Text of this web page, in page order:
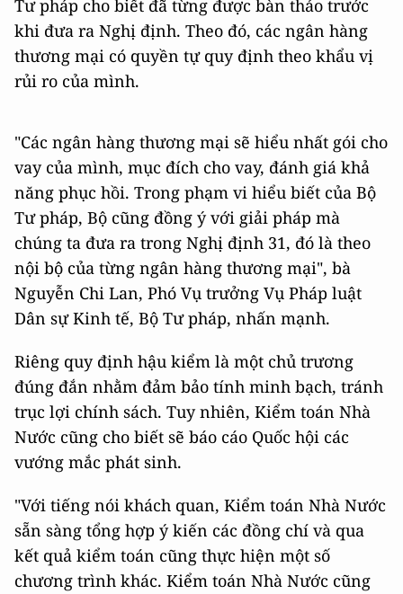
Tư pháp cho biết đã từng được bàn thảo trước
khi đưa ra Nghị định. Theo đó, các ngân hàng
thương mại có quyền tự quy định theo khẩu vị
rủi ro của mình.
"Các ngân hàng thương mại sẽ hiểu nhất gói cho
vay của mình, mục đích cho vay, đánh giá khả
năng phục hồi. Trong phạm vi hiểu biết của Bộ
Tư pháp, Bộ cũng đồng ý với giải pháp mà
chúng ta đưa ra trong Nghị định 31, đó là theo
nội bộ của từng ngân hàng thương mại", bà
Nguyễn Chi Lan, Phó Vụ trưởng Vụ Pháp luật
Dân sự Kinh tế, Bộ Tư pháp, nhấn mạnh.
Riêng quy định hậu kiểm là một chủ trương
đúng đắn nhằm đảm bảo tính minh bạch, tránh
trục lợi chính sách. Tuy nhiên, Kiểm toán Nhà
Nước cũng cho biết sẽ báo cáo Quốc hội các
vướng mắc phát sinh.
"Với tiếng nói khách quan, Kiểm toán Nhà Nước
sẵn sàng tổng hợp ý kiến các đồng chí và qua
kết quả kiểm toán cũng thực hiện một số
chương trình khác. Kiểm toán Nhà Nước cũng